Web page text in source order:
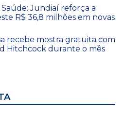
Saúde: Jundiaí reforça a
R$ 36,8 milhões em novas
recebe mostra gratuita com
Hitchcock durante o mês